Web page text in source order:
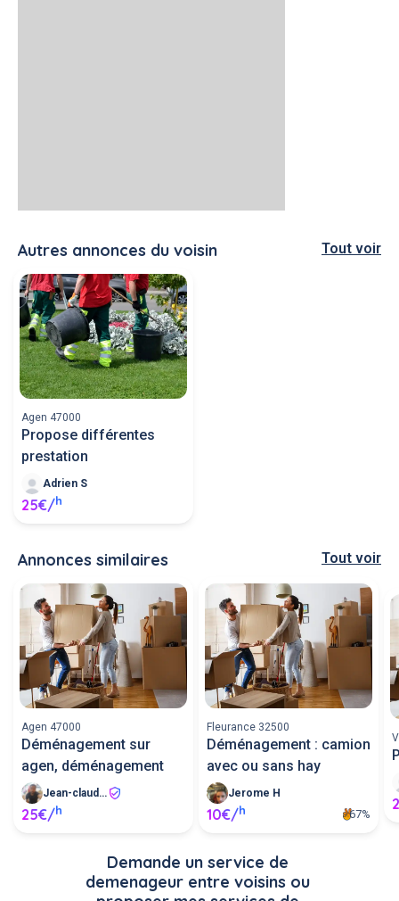
Autres annonces du voisin Tout voir
Agen 47000
Propose différentes
prestation
Adrien S
25€/h
Annonces similaires Tout voir
Agen 47000
Déménagement sur
agen, déménagement
Jean-claude S
25€/h
Fleurance 32500
Déménagement : camion
avec ou sans hay
Jerome H
10€/h 67%
Demande un service de
demenageur entre voisins ou